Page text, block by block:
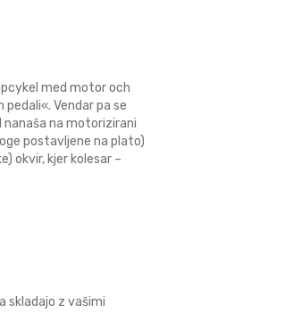
med motor och
Vendar pa se
na motorizirani
postavljene na plato)
okvir, kjer kolesar –
skladajo z vašimi